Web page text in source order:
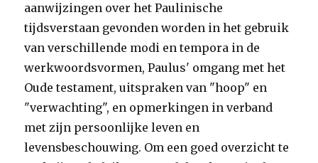
aanwijzingen over het Paulinische
tijdsverstaan gevonden worden in het gebruik
van verschillende modi en tempora in de
werkwoordsvormen, Paulus' omgang met het
Oude testament, uitspraken van "hoop" en
"verwachting", en opmerkingen in verband
met zijn persoonlijke leven en
levensbeschouwing. Om een goed overzicht te